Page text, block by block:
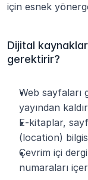
için esnek
Dijital
gerektirir?
Web sayfaları
yayından
E-kitaplar,
(location)
Çevrim içi
numaraları